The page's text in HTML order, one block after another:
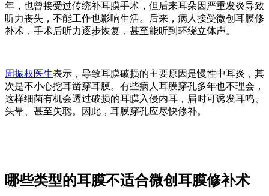
年，也曾接受过传统补耳膜手术，但后来耳朵因严重发炎导致
听力丧失，不能工作也影响生活。后来，病人接受微创耳膜修
补术，手术后听力逐步恢复，甚至能听到环绕立体声。
周振权医生表示，导致耳膜破损的主要原因是慢性中耳炎，其
次是不小心挖耳凿穿耳膜。有些病人耳膜穿孔多年也不理会，
这样细菌有机会透过破损的耳膜入侵内耳，届时可诱发耳鸣、
头晕、甚至失聪。因此，耳膜穿孔应尽快修补。
哪些类型的耳膜不适合微创耳膜修补术